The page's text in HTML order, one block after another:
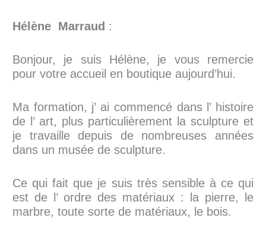
Hélène Marraud :
Bonjour, je suis Hélène, je vous remercie
pour votre accueil en boutique aujourd’hui.
Ma formation, j’ ai commencé dans l’ histoire
de l’ art, plus particulièrement la sculpture et
je travaille depuis de nombreuses années
dans un musée de sculpture.
Ce qui fait que je suis très sensible à ce qui
est de l’ ordre des matériaux : la pierre, le
marbre, toute sorte de matériaux, le bois.